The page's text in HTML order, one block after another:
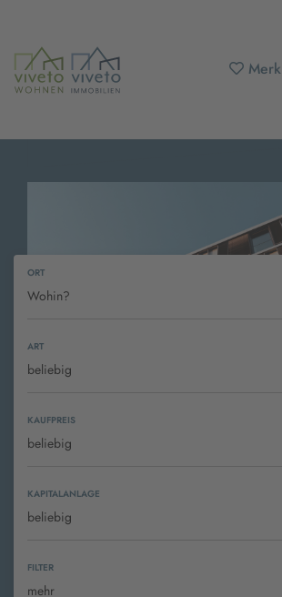
Mit
Immobilienmakler im Vogtland
ORT
Wohin?
ART
beliebig
KAUFPREIS
beliebig
KAPITALANLAGE
beliebig
FILTER
mehr